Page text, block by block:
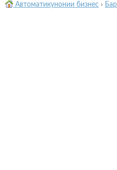
Автоматикунонии бизнес ›